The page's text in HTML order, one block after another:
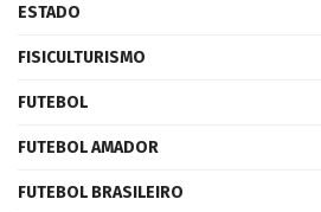
ESTADO
FISICULTURISMO
FUTEBOL
FUTEBOL AMADOR
FUTEBOL BRASILEIRO